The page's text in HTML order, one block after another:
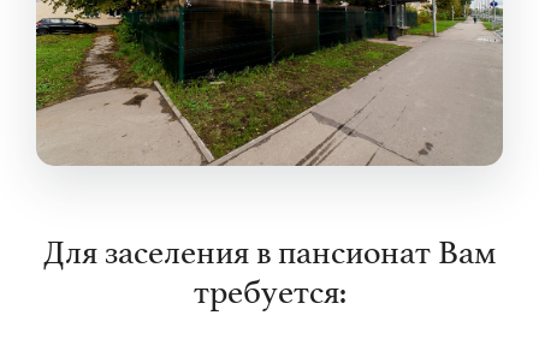
Для заселения в пансионат Вам
требуется: